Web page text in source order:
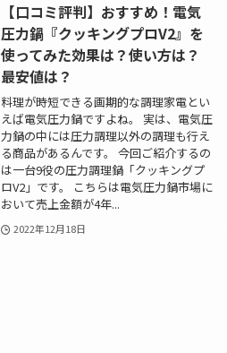
【口コミ評判】おすすめ！電気
圧力鍋『クッキングプロV2』を
使ってみた効果は？使い方は？
最安値は？
料理が時短できる画期的な調理家電とい
えば電気圧力鍋ですよね。 実は、電気圧
力鍋の中には圧力調理以外の調理も行え
る商品があるんです。 今回ご紹介するの
は一台9役の圧力調理鍋「クッキングプ
ロV2」です。 こちらは電気圧力鍋市場に
おいて売上金額が4年...
2022年12月18日